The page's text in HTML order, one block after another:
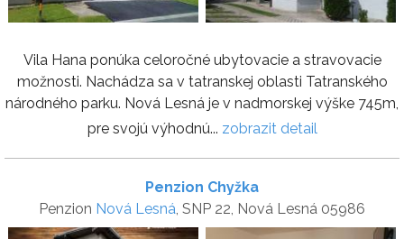
Vila Hana ponúka celoročné ubytovacie a stravovacie
možnosti. Nachádza sa v tatranskej oblasti Tatranského
národného parku. Nová Lesná je v nadmorskej výške 745m,
pre svojú výhodnú... zobrazit detail
Penzion Chyžka
Penzion Nová Lesná, SNP 22, Nová Lesná 05986